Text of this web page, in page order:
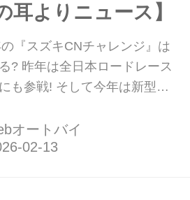
耳よりニュース】
『スズキCNチャレンジ』は
? 昨年は全日本ロードレース
も参戦! そして今年は新型
のバイク! の耳よりニュー
々なサスティナブルパーツや
オートバイ